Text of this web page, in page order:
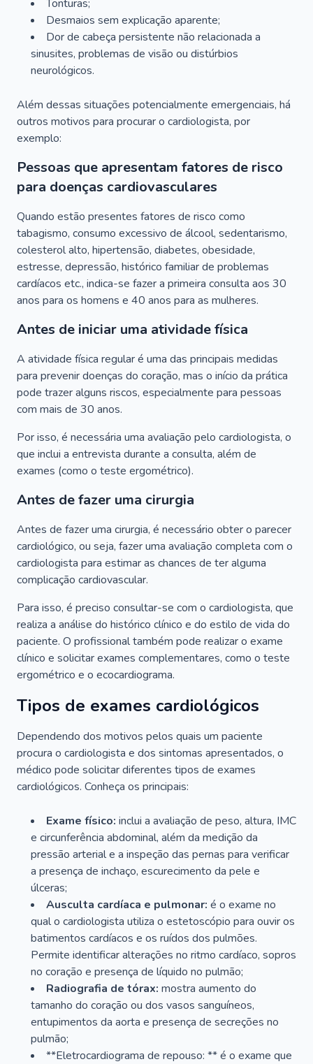
Tonturas;
Desmaios sem explicação aparente;
Dor de cabeça persistente não relacionada a
sinusites, problemas de visão ou distúrbios
neurológicos.
Além dessas situações potencialmente emergenciais, há
outros motivos para procurar o cardiologista, por
exemplo:
Pessoas que apresentam fatores de risco
para doenças cardiovasculares
Quando estão presentes fatores de risco como
tabagismo, consumo excessivo de álcool, sedentarismo,
colesterol alto, hipertensão, diabetes, obesidade,
estresse, depressão, histórico familiar de problemas
cardíacos etc., indica-se fazer a primeira consulta aos 30
anos para os homens e 40 anos para as mulheres.
Antes de iniciar uma atividade física
A atividade física regular é uma das principais medidas
para prevenir doenças do coração, mas o início da prática
pode trazer alguns riscos, especialmente para pessoas
com mais de 30 anos.
Por isso, é necessária uma avaliação pelo cardiologista, o
que inclui a entrevista durante a consulta, além de
exames (como o teste ergométrico).
Antes de fazer uma cirurgia
Antes de fazer uma cirurgia, é necessário obter o parecer
cardiológico, ou seja, fazer uma avaliação completa com o
cardiologista para estimar as chances de ter alguma
complicação cardiovascular.
Para isso, é preciso consultar-se com o cardiologista, que
realiza a análise do histórico clínico e do estilo de vida do
paciente. O profissional também pode realizar o exame
clínico e solicitar exames complementares, como o teste
ergométrico e o ecocardiograma.
Tipos de exames cardiológicos
Dependendo dos motivos pelos quais um paciente
procura o cardiologista e dos sintomas apresentados, o
médico pode solicitar diferentes tipos de exames
cardiológicos. Conheça os principais:
Exame físico: inclui a avaliação de peso, altura, IMC
e circunferência abdominal, além da medição da
pressão arterial e a inspeção das pernas para verificar
a presença de inchaço, escurecimento da pele e
úlceras;
Ausculta cardíaca e pulmonar: é o exame no
qual o cardiologista utiliza o estetoscópio para ouvir os
batimentos cardíacos e os ruídos dos pulmões.
Permite identificar alterações no ritmo cardíaco, sopros
no coração e presença de líquido no pulmão;
Radiografia de tórax: mostra aumento do
tamanho do coração ou dos vasos sanguíneos,
entupimentos da aorta e presença de secreções no
pulmão;
**Eletrocardiograma de repouso: ** é o exame que